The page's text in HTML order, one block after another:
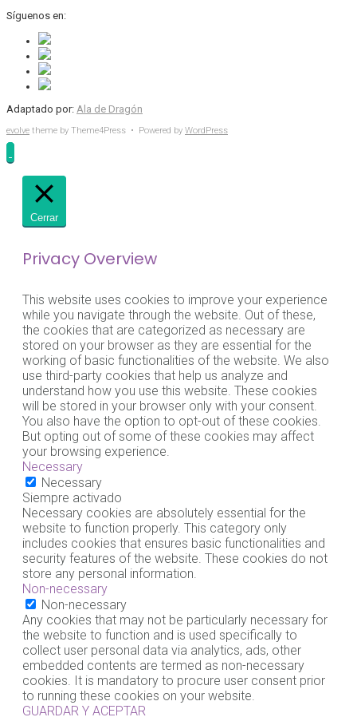
Síguenos en:
Adaptado por: Ala de Dragón
evolve theme by Theme4Press • Powered by WordPress
Cerrar
Privacy Overview
This website uses cookies to improve your experience
while you navigate through the website. Out of these,
the cookies that are categorized as necessary are
stored on your browser as they are essential for the
working of basic functionalities of the website. We also
use third-party cookies that help us analyze and
understand how you use this website. These cookies
will be stored in your browser only with your consent.
You also have the option to opt-out of these cookies.
But opting out of some of these cookies may affect
your browsing experience.
Necessary
Necessary
Siempre activado
Necessary cookies are absolutely essential for the
website to function properly. This category only
includes cookies that ensures basic functionalities and
security features of the website. These cookies do not
store any personal information.
Non-necessary
Non-necessary
Any cookies that may not be particularly necessary for
the website to function and is used specifically to
collect user personal data via analytics, ads, other
embedded contents are termed as non-necessary
cookies. It is mandatory to procure user consent prior
to running these cookies on your website.
GUARDAR Y ACEPTAR